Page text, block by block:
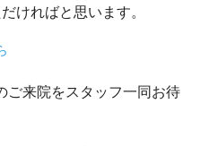
ければと思います。
ご来院をスタッフ一同お待